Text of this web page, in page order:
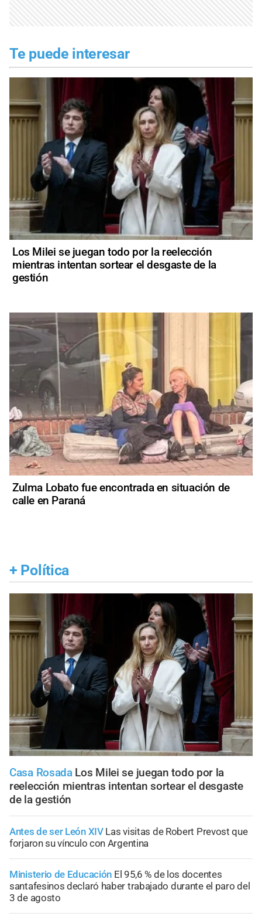
Te puede interesar
Los Milei se juegan todo por la reelección
mientras intentan sortear el desgaste de la
gestión
Zulma Lobato fue encontrada en situación de
calle en Paraná
+ Política
Casa Rosada Los Milei se juegan todo por la
reelección mientras intentan sortear el desgaste
de la gestión
Antes de ser León XIV Las visitas de Robert Prevost que
forjaron su vínculo con Argentina
Ministerio de Educación El 95,6 % de los docentes
santafesinos declaró haber trabajado durante el paro del
3 de agosto